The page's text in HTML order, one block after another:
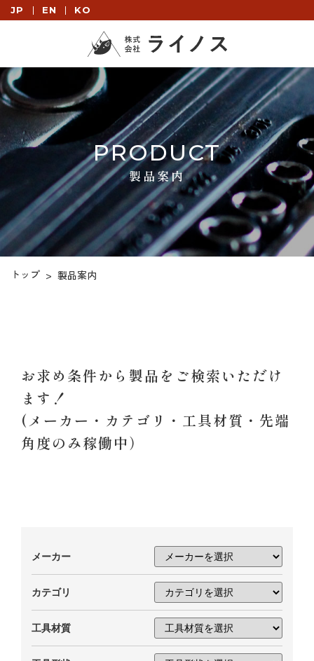
JP EN KO
PRODUCT
製品案内
トップ > 製品案内
お求め条件から製品をご検索いただけ
ます！
(メーカー・カテゴリ・工具材質・先端
角度のみ稼働中）​​​​​
メーカー
カテゴリ
工具材質